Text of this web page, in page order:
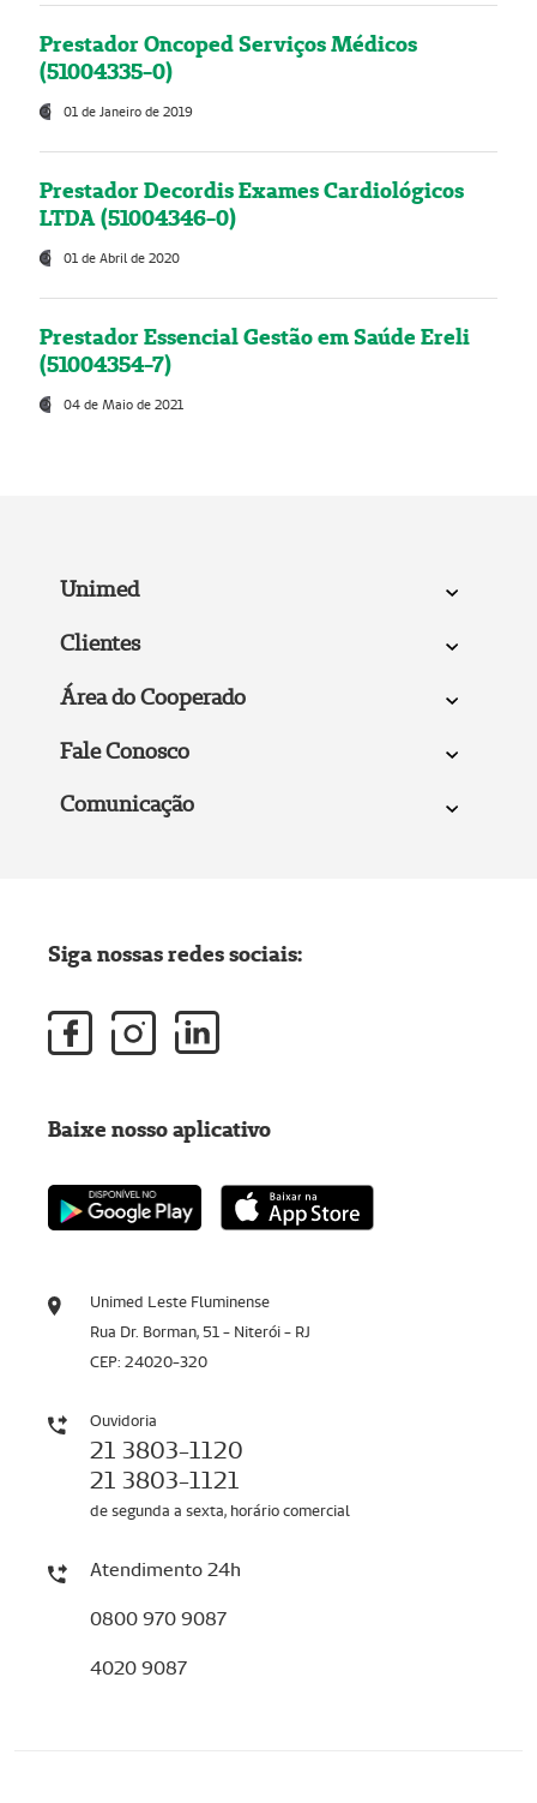
Prestador Oncoped Serviços Médicos
(51004335-0)
01 de Janeiro de 2019
Prestador Decordis Exames Cardiológicos
LTDA (51004346-0)
01 de Abril de 2020
Prestador Essencial Gestão em Saúde Ereli
(51004354-7)
04 de Maio de 2021
Unimed
Clientes
Área do Cooperado
Fale Conosco
Comunicação
Unimed Leste Fluminense
Rua Dr. Borman, 51 - Niterói - RJ
CEP: 24020-320
Ouvidoria
21 3803-1120
21 3803-1121
de segunda a sexta, horário comercial
Atendimento 24h
0800 970 9087
4020 9087
Siga nossas redes sociais:
Baixe nosso aplicativo